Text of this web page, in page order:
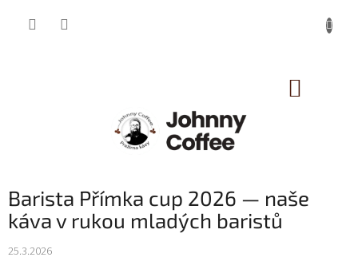
Barista Přímka cup 2026 — naše
káva v rukou mladých baristů
25.3.2026